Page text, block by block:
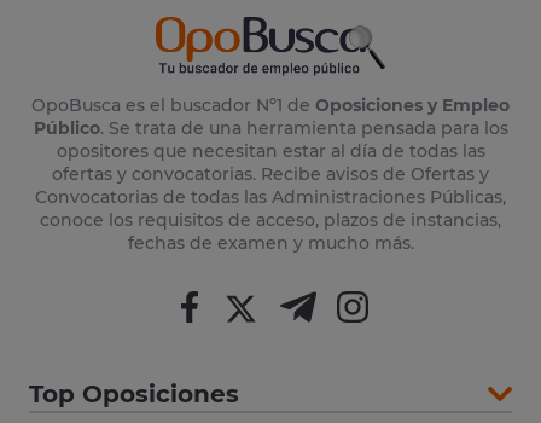
OpoBusca es el buscador Nº1 de Oposiciones y Empleo
Público. Se trata de una herramienta pensada para los
opositores que necesitan estar al día de todas las
ofertas y convocatorias. Recibe avisos de Ofertas y
Convocatorias de todas las Administraciones Públicas,
conoce los requisitos de acceso, plazos de instancias,
fechas de examen y mucho más.
Top Oposiciones